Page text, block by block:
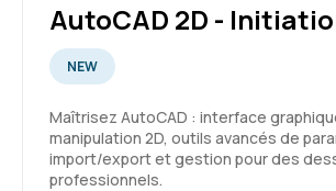
automatisation
Yannis K.
AutoCAD 2D -
NEW
Maîtrisez AutoCAD : interface
manipulation 2D, outils avancés de
import/export et gestion pour des
professionnels.